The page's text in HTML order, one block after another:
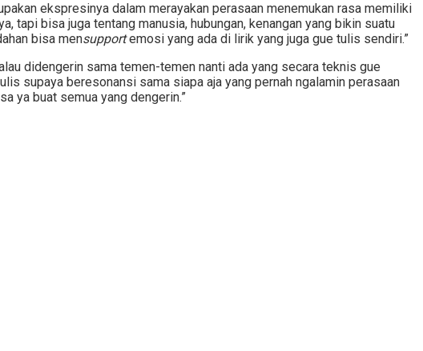
ekspresinya dalam merayakan perasaan menemukan rasa memiliki
tapi bisa juga tentang manusia, hubungan, kenangan yang bikin suatu
bisa mensupportemosi yang ada di lirik yang juga gue tulis sendiri.”
didengerin sama temen-temen nanti ada yang secara teknis gue
supaya beresonansi sama siapa aja yang pernah ngalamin perasaan
ya buat semua yang dengerin.”